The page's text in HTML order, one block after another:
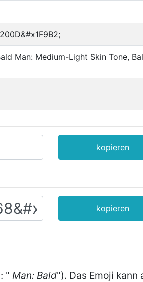
Man: Medium-Light Skin Tone,
kopieren
kopieren
" Man: Bald"). Das Emoji kann